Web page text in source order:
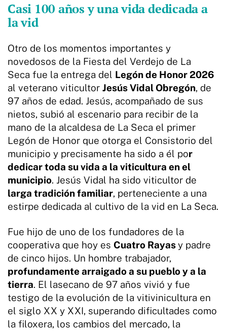
Casi 100 años y una vida dedicada a
la vid
Otro de los momentos importantes y
novedosos de la Fiesta del Verdejo de La
Seca fue la entrega del Legón de Honor 2026
al veterano viticultor Jesús Vidal Obregón, de
97 años de edad. Jesús, acompañado de sus
nietos, subió al escenario para recibir de la
mano de la alcaldesa de La Seca el primer
Legón de Honor que otorga el Consistorio del
municipio y precisamente ha sido a él por
dedicar toda su vida a la viticultura en el
municipio. Jesús Vidal ha sido viticultor de
larga tradición familiar, perteneciente a una
estirpe dedicada al cultivo de la vid en La Seca.
Fue hijo de uno de los fundadores de la
cooperativa que hoy es Cuatro Rayasy padre
de cinco hijos. Un hombre trabajador,
profundamente arraigado a su pueblo y a la
tierra. El lasecano de 97 años vivió y fue
testigo de la evolución de la vitivinicultura en
el siglo XX y XXI, superando dificultades como
la filoxera, los cambios del mercado, la